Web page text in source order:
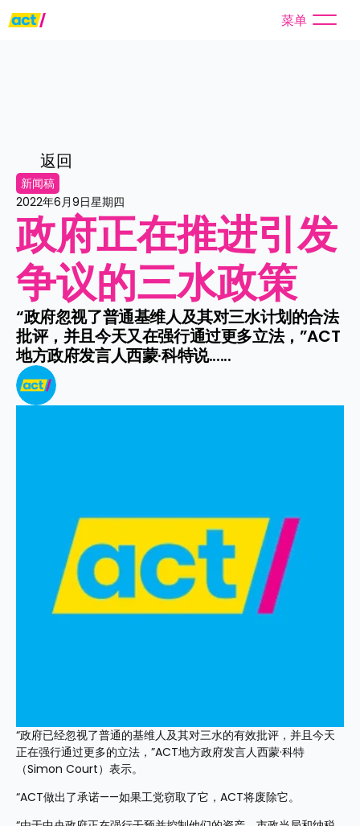
菜单
返回
新闻稿
2022年6月9日星期四
政府正在推进引发
争议的三水政策
“政府忽视了普通基维人及其对三水计划的合法
批评，并且今天又在强行通过更多立法，”ACT
地方政府发言人西蒙·科特说......
“政府已经忽视了普通的基维人及其对三水的有效批评，并且今天
正在强行通过更多的立法，”ACT地方政府发言人西蒙·科特
（Simon Court）表示。
“ACT做出了承诺——如果工党窃取了它，ACT将废除它。